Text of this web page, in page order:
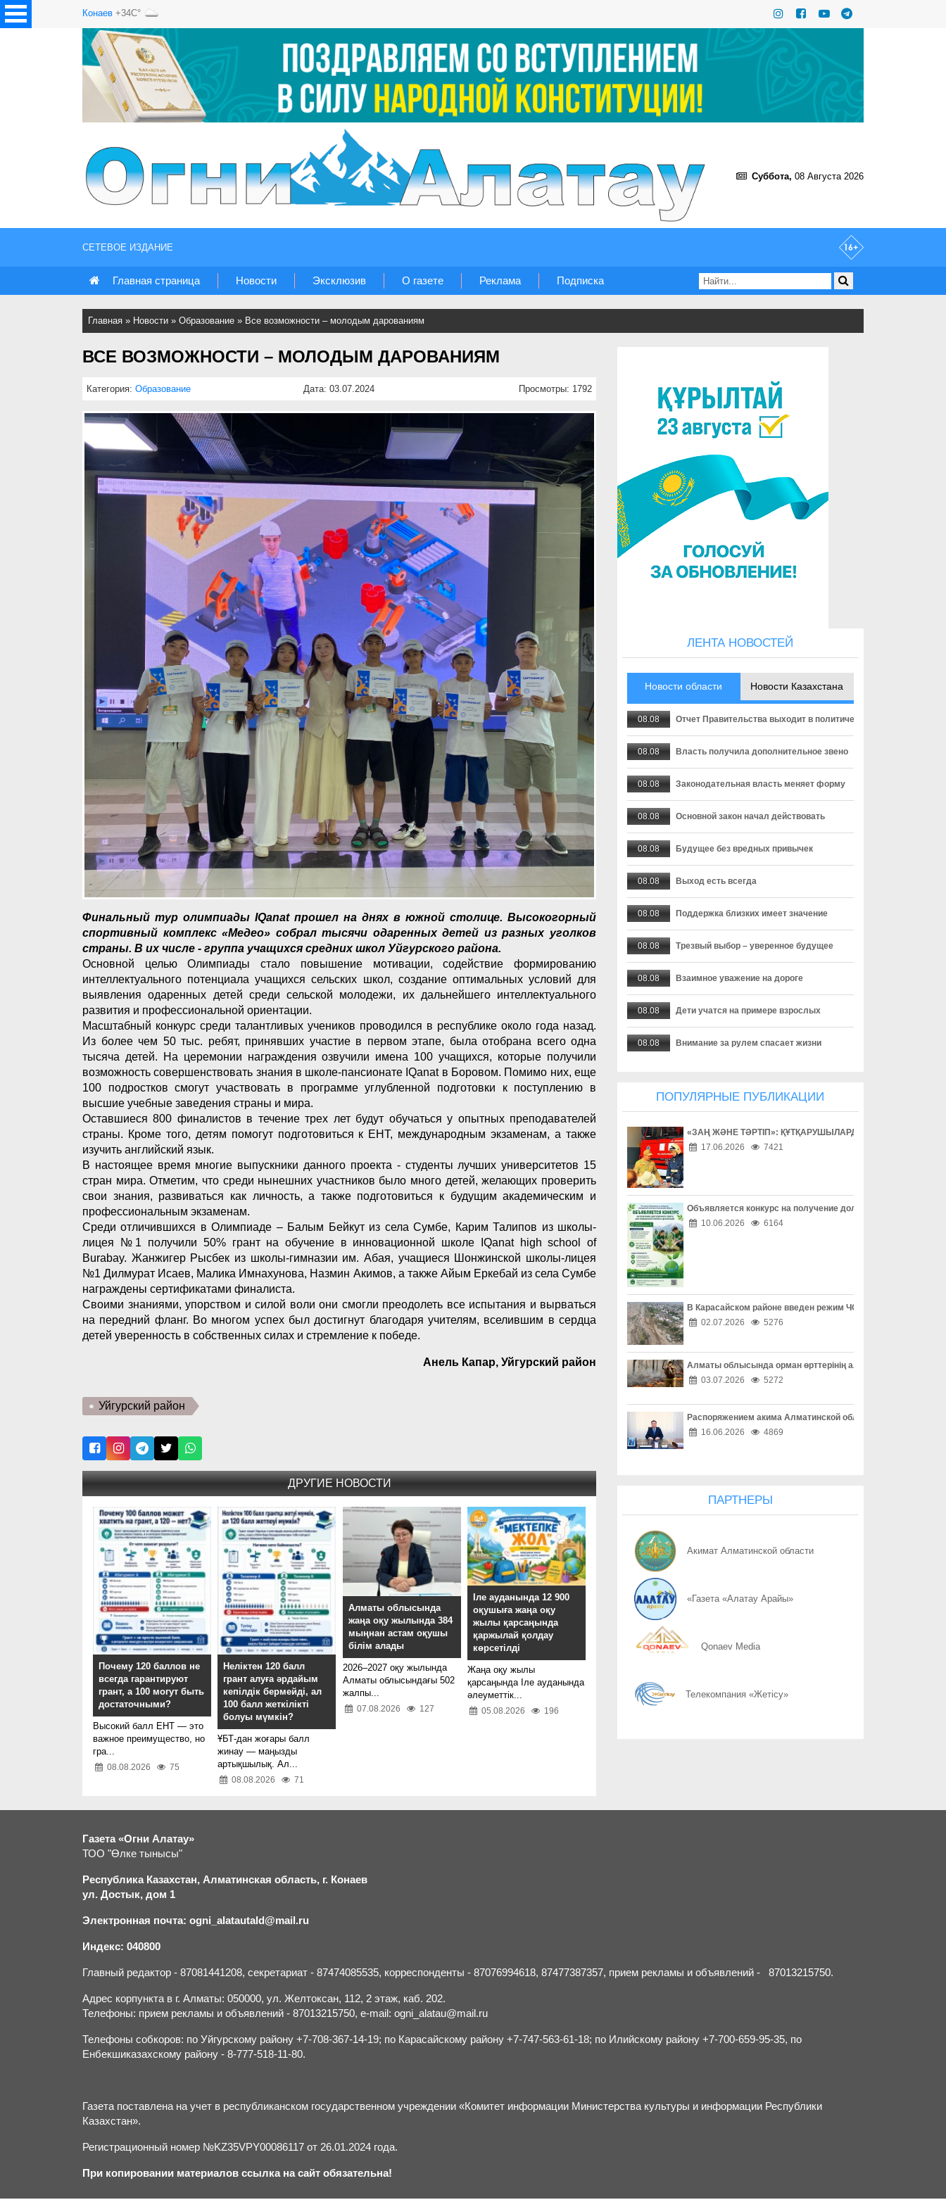
Конаев +34C°
Суббота, 08 Августа 2026
СЕТЕВОЕ ИЗДАНИЕ
Главная страница Новости Эксклюзив О газете Реклама Подписка
Главная » Новости » Образование » Все возможности – молодым дарованиям
ВСЕ ВОЗМОЖНОСТИ – МОЛОДЫМ ДАРОВАНИЯМ
Категория: Образование Дата: 03.07.2024 Просмотры: 1792
Финальный тур олимпиады IQanat прошел на днях в южной столице. Высокогорный
спортивный комплекс «Медео» собрал тысячи одаренных детей из разных уголков
страны. В их числе - группа учащихся средних школ Уйгурского района.
Основной целью Олимпиады стало повышение мотивации, содействие формированию
интеллектуального потенциала учащихся сельских школ, создание оптимальных условий для
выявления одаренных детей среди сельской молодежи, их дальнейшего интеллектуального
развития и профессиональной ориентации.
Масштабный конкурс среди талантливых учеников проводился в республике около года назад.
Из более чем 50 тыс. ребят, принявших участие в первом этапе, была отобрана всего одна
тысяча детей. На церемонии награждения озвучили имена 100 учащихся, которые получили
возможность совершенствовать знания в школе-пансионате IQanat в Боровом. Помимо них, еще
100 подростков смогут участвовать в программе углубленной подготовки к поступлению в
высшие учебные заведения страны и мира.
Оставшиеся 800 финалистов в течение трех лет будут обучаться у опытных преподавателей
страны. Кроме того, детям помогут подготовиться к ЕНТ, международным экзаменам, а также
изучить английский язык.
В настоящее время многие выпускники данного проекта - студенты лучших университетов 15
стран мира. Отметим, что среди нынешних участников было много детей, желающих проверить
свои знания, развиваться как личность, а также подготовиться к будущим академическим и
профессиональным экзаменам.
Среди отличившихся в Олимпиаде – Балым Бейкут из села Сумбе, Карим Талипов из школы-
лицея №1 получили 50% грант на обучение в инновационной школе IQanat high school of
Burabay. Жанжигер Рысбек из школы-гимназии им. Абая, учащиеся Шонжинской школы-лицея
№1 Дилмурат Исаев, Малика Имнахунова, Назмин Акимов, а также Айым Еркебай из села Сумбе
награждены сертификатами финалиста.
Своими знаниями, упорством и силой воли они смогли преодолеть все испытания и вырваться
на передний фланг. Во многом успех был достигнут благодаря учителям, вселившим в сердца
детей уверенность в собственных силах и стремление к победе.
Анель Капар, Уйгурский район
Уйгурский район
ДРУГИЕ НОВОСТИ
Почему 120 баллов не
всегда гарантируют
грант, а 100 могут быть
достаточными?
Высокий балл ЕНТ — это
важное преимущество, но
гра...
08.08.2026 75
Неліктен 120 балл
грант алуға әрдайым
кепілдік бермейді, ал
100 балл жеткілікті
болуы мүмкін?
ҰБТ-дан жоғары балл
жинау — маңызды
артықшылық. Ал...
08.08.2026 71
Алматы облысында
жаңа оқу жылында 384
мыңнан астам оқушы
білім алады
2026–2027 оқу жылында
Алматы облысындағы 502
жалпы...
07.08.2026 127
Іле ауданында 12 900
оқушыға жаңа оқу
жылы қарсаңында
қаржылай қолдау
көрсетілді
Жаңа оқу жылы
қарсаңында Іле ауданында
әлеуметтік...
05.08.2026 196
ЛЕНТА НОВОСТЕЙ
Новости области Новости Казахстана
08.08 Отчет Правительства выходит в политическую плоскость
08.08 Власть получила дополнительное звено
08.08 Законодательная власть меняет форму
08.08 Основной закон начал действовать
08.08 Будущее без вредных привычек
08.08 Выход есть всегда
08.08 Поддержка близких имеет значение
08.08 Трезвый выбор – уверенное будущее
08.08 Взаимное уважение на дороге
08.08 Дети учатся на примере взрослых
08.08 Внимание за рулем спасает жизни
08.08 Осторожность – лучшая защита в сети
08.08 Одно решение может изменить жизнь
08.08 Профилактика сильнее зависимости
08.08 «Әділет» форумы, Respublica-ның ReTalks алаңы және Baytaq-
08.08 Форум «Әділет», ReTalks Respublica и экологический караван
08.08 Один код – и аккаунт потерян
08.08 Покупки без неприятных сюрпризов
08.08 Опасная ссылка в один клик
08.08 Осторожность при онлайн-сделках
Простые правила сохранности имущества
08.08
08.08 Неліктен 120 балл грант алуға әрдайым кепілдік бермейді, ал
ПОПУЛЯРНЫЕ ПУБЛИКАЦИИ
«ЗАҢ ЖӘНЕ ТӘРТІП»: ҚҰТҚАРУШЫЛАРДЫҢ ЕҢБЕГІМЕН
17.06.2026
7421
Объявляется конкурс на получение долгосрочного гранта
10.06.2026
6164
В Карасайском районе введен режим ЧС местного масштаба
02.07.2026
5276
Алматы облысында орман өрттерінің алдын алу жұмыстары
03.07.2026
5272
Распоряжением акима Алматинской области Куаныш
16.06.2026
4869
ПАРТНЕРЫ
Акимат Алматинской области
«Газета «Алатау Арайы»
Qonaev Media
Телекомпания «Жетісу»
Газета «Огни Алатау»
ТОО "Өлке тынысы"
Республика Казахстан, Алматинская область, г. Конаев
ул. Достык, дом 1
Электронная почта: ogni_alatautald@mail.ru
Индекс: 040800
Главный редактор - 87081441208, секретариат - 87474085535, корреспонденты - 87076994618, 87477387357, прием рекламы и объявлений - 87013215750.
Адрес корпункта в г. Алматы: 050000, ул. Желтоксан, 112, 2 этаж, каб. 202.
Телефоны: прием рекламы и объявлений - 87013215750, e-mail: ogni_alatau@mail.ru
Телефоны собкоров: по Уйгурскому району +7-708-367-14-19; по Карасайскому району +7-747-563-61-18; по Илийскому району +7-700-659-95-35, по
Енбекшиказахскому району - 8-777-518-11-80.
Газета поставлена на учет в республиканском государственном учреждении «Комитет информации Министерства культуры и информации Республики
Казахстан».
Регистрационный номер №KZ35VPY00086117 от 26.01.2024 года.
При копировании материалов ссылка на сайт обязательна!